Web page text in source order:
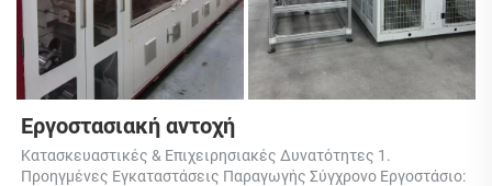
Εργοστασιακή αντοχή
Κατασκευαστικές & Επιχειρησιακές Δυνατότητες 1.
Προηγμένες Εγκαταστάσεις Παραγωγής Σύγχρονο Εργοστάσιο: